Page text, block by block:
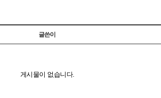
글쓴이
게시물이 없습니다.